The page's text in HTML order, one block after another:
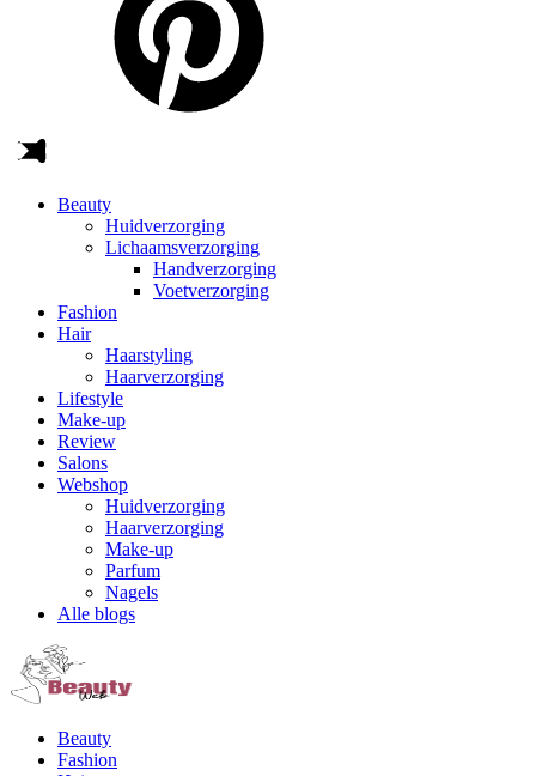
Beauty
Huidverzorging
Lichaamsverzorging
Handverzorging
Voetverzorging
Fashion
Hair
Haarstyling
Haarverzorging
Lifestyle
Make-up
Review
Salons
Webshop
Huidverzorging
Haarverzorging
Make-up
Parfum
Nagels
Alle blogs
Beauty
Fashion